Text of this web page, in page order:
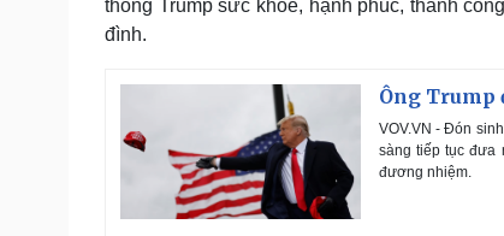
thống Trump sức khỏe, hạnh phúc, thành
đình.
Ông Trump
VOV.VN - Đón
sàng tiếp tục đưa
đương nhiệm.